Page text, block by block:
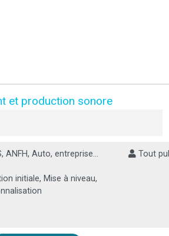
et production sonore
ANFH, Auto, entreprise... Tout
initiale, Mise à niveau,